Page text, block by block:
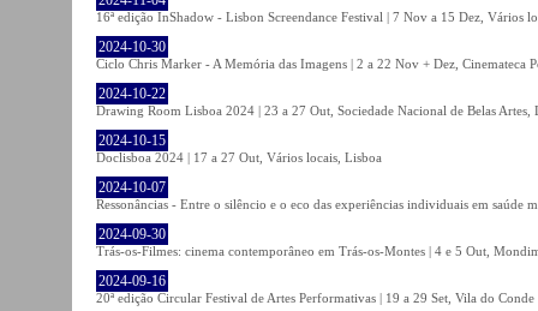
16ª edição InShadow - Lisbon Screendance Festival | 7 Nov a 15 Dez, Vários
2024-10-30
Ciclo Chris Marker - A Memória das Imagens | 2 a 22 Nov + Dez, Cinemateca
2024-10-22
Drawing Room Lisboa 2024 | 23 a 27 Out, Sociedade Nacional de Belas Artes,
2024-10-15
Doclisboa 2024 | 17 a 27 Out, Vários locais, Lisboa
2024-10-07
Ressonâncias - Entre o silêncio e o eco das experiências individuais em
2024-09-30
Trás-os-Filmes: cinema contemporâneo em Trás-os-Montes | 4 e 5 Out,
2024-09-16
20ª edição Circular Festival de Artes Performativas | 19 a 29 Set, Vila do Conde